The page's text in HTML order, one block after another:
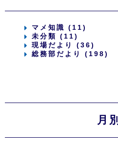
マメ知識 (11)
未分類 (11)
現場だより (36)
総務部だより (198)
月別